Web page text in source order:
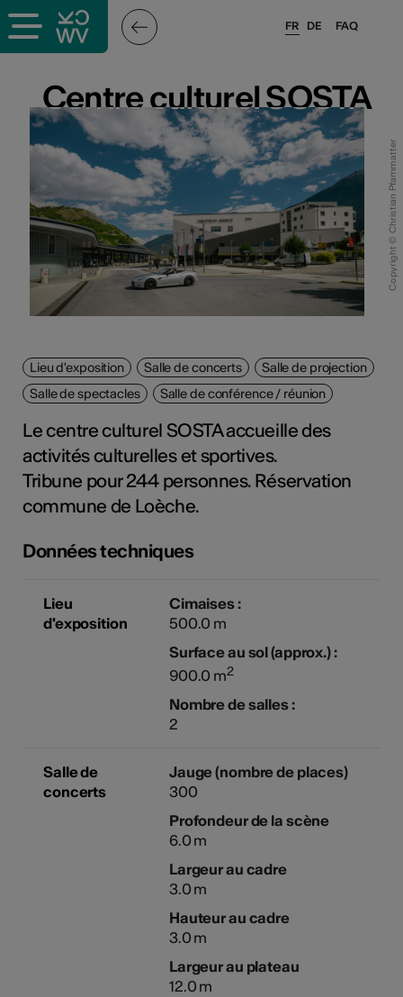
culturels
pros
FAQ
FR DE
Centre culturel SOSTA
Copyright © Christian Pfammatter
Centre culturel SOSTA
Lieu d'exposition Salle de concerts
Salle de projection
Salle de spectacles
Salle de conférence / réunion
Le centre culturel SOSTA accueille des
activités culturelles et sportives.
Tribune pour 244 personnes. Réservation
commune de Loèche.
Données techniques
Lieu
d'exposition
Cimaises :
500.0 m
Surface au sol (approx.) :
900.0 m2
Nombre de salles :
2
Salle de
concerts
Jauge (nombre de places)
300
Profondeur de la scène
6.0 m
Largeur au cadre
3.0 m
Hauteur au cadre
3.0 m
Largeur au plateau
12.0 m